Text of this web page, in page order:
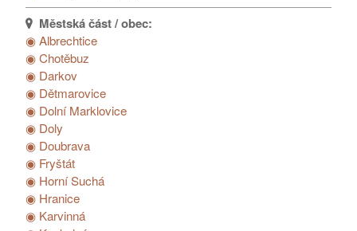
◉ Albrechtice
◉ Chotěbuz
◉ Darkov
◉ Dětmarovice
◉ Dolní Marklovice
◉ Doly
◉ Doubrava
◉ Fryštát
◉ Horní Suchá
◉ Hranice
◉ Karvinná